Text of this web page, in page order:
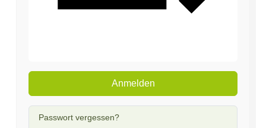
Anmelden
Passwort vergessen?